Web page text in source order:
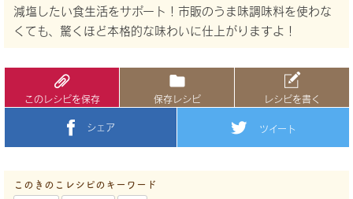
減塩したい食生活をサポート！市販のうま味調味料を使わな
くても、驚くほど本格的な味わいに仕上がりますよ！
このレシピを保存 保存レシピ レシピを書く
シェア ツイート
このきのこレシピのキーワード